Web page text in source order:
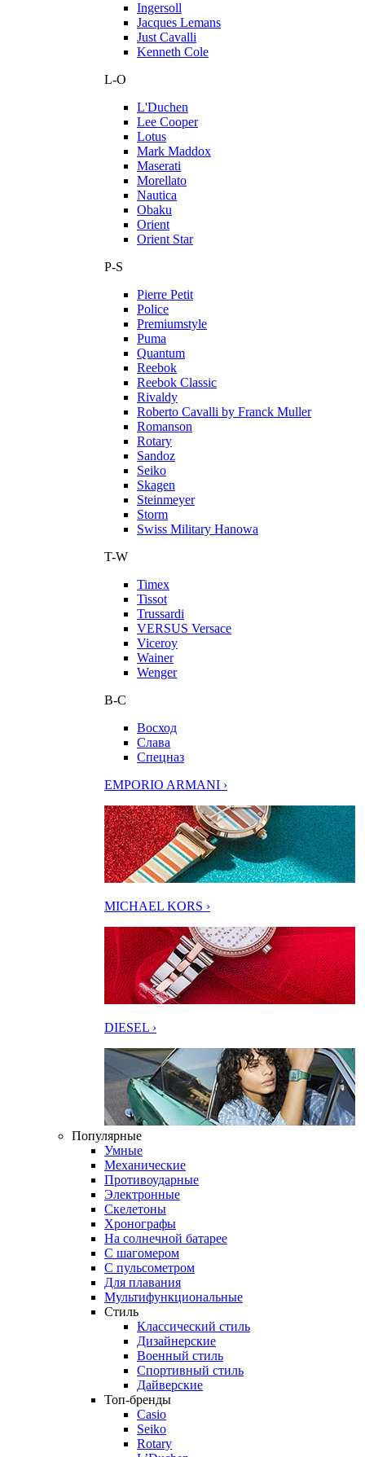
Ingersoll
Jacques Lemans
Just Cavalli
Kenneth Cole
L-O
L'Duchen
Lee Cooper
Lotus
Mark Maddox
Maserati
Morellato
Nautica
Obaku
Orient
Orient Star
P-S
Pierre Petit
Police
Premiumstyle
Puma
Quantum
Reebok
Reebok Classic
Rivaldy
Roberto Cavalli by Franck Muller
Romanson
Rotary
Sandoz
Seiko
Skagen
Steinmeyer
Storm
Swiss Military Hanowa
T-W
Timex
Tissot
Trussardi
VERSUS Versace
Viceroy
Wainer
Wenger
В-С
Восход
Слава
Спецназ
EMPORIO ARMANI ›
MICHAEL KORS ›
DIESEL ›
Популярные
Умные
Механические
Противоударные
Электронные
Скелетоны
Хронографы
На солнечной батарее
С шагомером
С пульсометром
Для плавания
Мультифункциональные
Стиль
Классический стиль
Дизайнерские
Военный стиль
Спортивный стиль
Дайверские
Топ-бренды
Casio
Seiko
Rotary